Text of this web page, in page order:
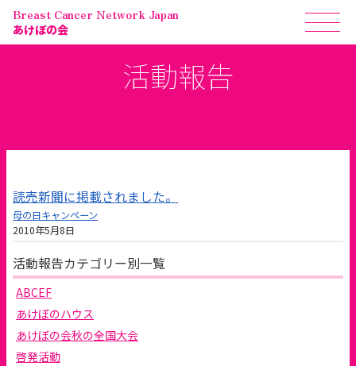
Breast Cancer Network Japan
あけぼの会
活動報告
読売新聞に掲載されました。
母の日キャンペーン
2010年5月8日
活動報告カテゴリー別一覧
ABCEF
あけぼのハウス
あけぼの会秋の全国大会
啓発活動